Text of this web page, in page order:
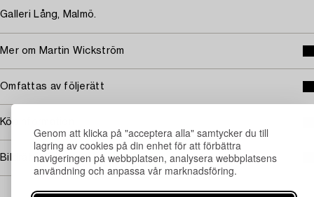
Genom att klicka på "acceptera alla" samtycker du till
lagring av cookies på din enhet för att förbättra
navigeringen på webbplatsen, analysera webbplatsens
användning och anpassa vår marknadsföring.
Galleri Lång, Malmö.
Mer om Martin Wickström
Omfattas av följerätt
Köpinformation
Bildrättigheter